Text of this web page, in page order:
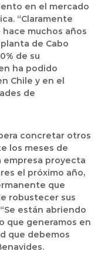
en el mercado
“Claramente
muchos años
de Cabo
de su
ha podido
Chile y en el
de
concretar otros
los meses de
empresa proyecta
el próximo año,
que
robustecer sus
están abriendo
que generamos en
que debemos